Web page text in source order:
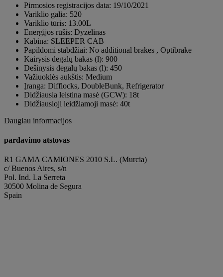
Pirmosios registracijos data: 19/10/2021
Variklio galia: 520
Variklio tūris: 13.00L
Energijos rūšis: Dyzelinas
Kabina: SLEEPER CAB
Papildomi stabdžiai: No additional brakes , Optibrake
Kairysis degalų bakas (l): 900
Dešinysis degalų bakas (l): 450
Važiuoklės aukštis: Medium
Įranga: Difflocks, DoubleBunk, Refrigerator
Didžiausia leistina masė (GCW): 18t
Didžiausioji leidžiamoji masė: 40t
Daugiau informacijos
pardavimo atstovas
R1 GAMA CAMIONES 2010 S.L. (Murcia)
c/ Buenos Aires, s/n
Pol. Ind. La Serreta
30500 Molina de Segura
Spain